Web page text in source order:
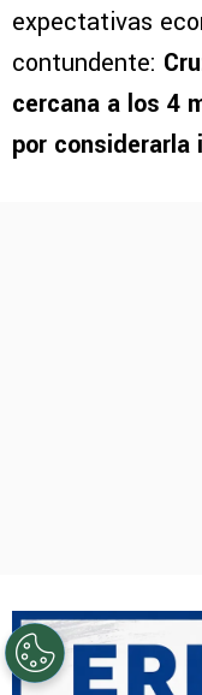
expectativas
contundente:
cercana a los 4
por